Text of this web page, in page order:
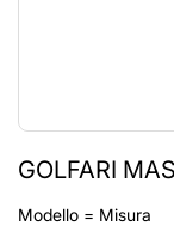
GOLFARI
Modello = Misura